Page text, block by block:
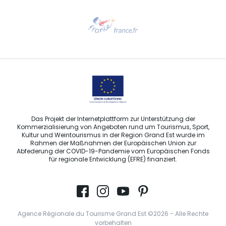
Sprechen Sie uns per E-Mail an
Das Projekt der Internetplattform zur Unterstützung der
Kommerzialisierung von Angeboten rund um Tourismus, Sport,
Kultur und Weintourismus in der Region Grand Est wurde im
Rahmen der Maßnahmen der Europäischen Union zur
Abfederung der COVID-19-Pandemie vom Europäischen Fonds
für regionale Entwicklung (EFRE) finanziert.
Agence Régionale du Tourisme Grand Est ©2026 - Alle Rechte
vorbehalten